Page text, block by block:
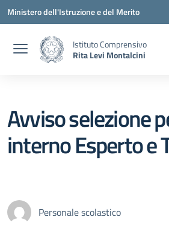
Vai ai contenuti
Vai al menu di navigazione
Vai al footer
Ministero dell'Istruzione e del Merito
Istituto Comprensivo
Rita Levi Montalcini
Avviso selezione
interno Esperto e
Personale scolastico